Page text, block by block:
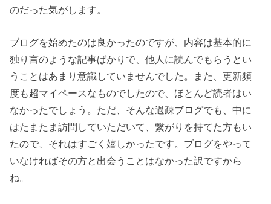
のだった気がします。
ブログを始めたのは良かったのですが、内容は基本的に
独り言のような記事ばかりで、他人に読んでもらうとい
うことはあまり意識していませんでした。また、更新頻
度も超マイペースなものでしたので、ほとんど読者はい
なかったでしょう。ただ、そんな過疎ブログでも、中に
はたまたま訪問していただいて、繋がりを持てた方もい
たので、それはすごく嬉しかったです。ブログをやって
いなければその方と出会うことはなかった訳ですから
ね。